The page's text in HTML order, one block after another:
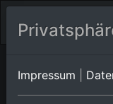
Engen/Anselfingen
Impressum